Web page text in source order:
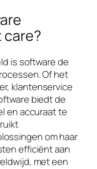
care?
is software de
Of het
klantenservice
biedt de
en accuraat te
om haar
efficiënt aan
met een